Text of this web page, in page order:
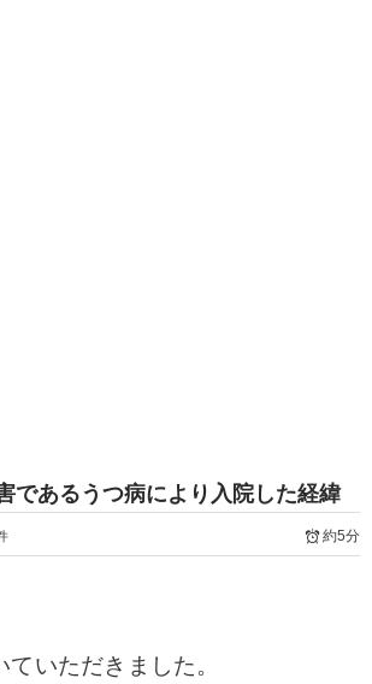
であるうつ病により入院した経緯
約5分
いただきました。